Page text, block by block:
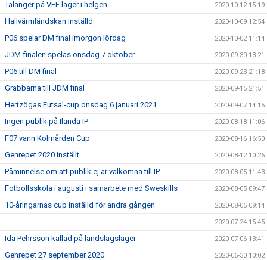
Talanger på VFF läger i helgen 2020-10-12 15:19
Hallvärmländskan inställd 2020-10-09 12:54
P06 spelar DM final imorgon lördag 2020-10-02 11:14
JDM-finalen spelas onsdag 7 oktober 2020-09-30 13:21
P06 till DM final 2020-09-23 21:18
Grabbarna till JDM final 2020-09-15 21:51
Hertzögas Futsal-cup onsdag 6 januari 2021 2020-09-07 14:15
Ingen publik på Ilanda IP 2020-08-18 11:06
F07 vann Kolmården Cup 2020-08-16 16:50
Genrepet 2020 inställt 2020-08-12 10:26
Påminnelse om att publik ej är välkomna till IP 2020-08-05 11:43
Fotbollsskola i augusti i samarbete med Sweskills 2020-08-05 09:47
10-åringarnas cup inställd för andra gången 2020-08-05 09:14
2020-07-24 15:45
Ida Pehrsson kallad på landslagsläger 2020-07-06 13:41
Genrepet 27 september 2020 2020-06-30 10:02